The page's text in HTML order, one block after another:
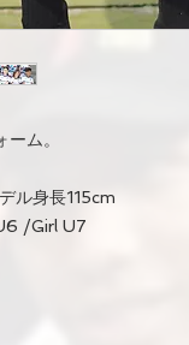
ム。
ル身長115cm
/Girl U7